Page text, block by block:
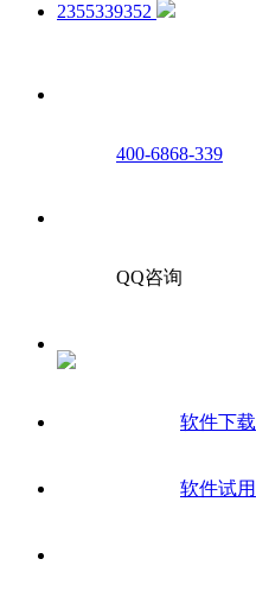
2355339352
400-6868-339
QQ咨询
软件下载
软件试用